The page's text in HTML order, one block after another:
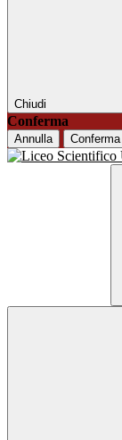
Chiudi
Conferma
Annulla Conferma